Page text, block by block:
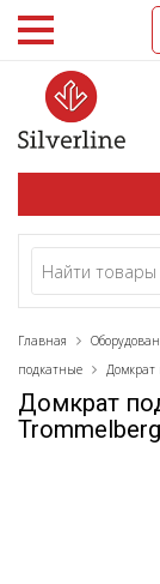
Главная
подкатные
Домкрат
Домкрат